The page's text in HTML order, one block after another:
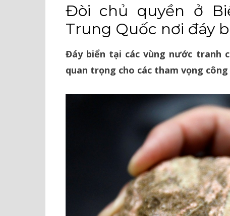
ON
Đòi chủ quyền ở
Trung Quốc nơi đáy
Đáy biển tại các vùng nước tranh
quan trọng cho các tham vọng